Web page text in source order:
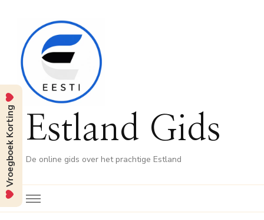
Estland Gids
De online gids over het prachtige Estland
Vroegboek Korting